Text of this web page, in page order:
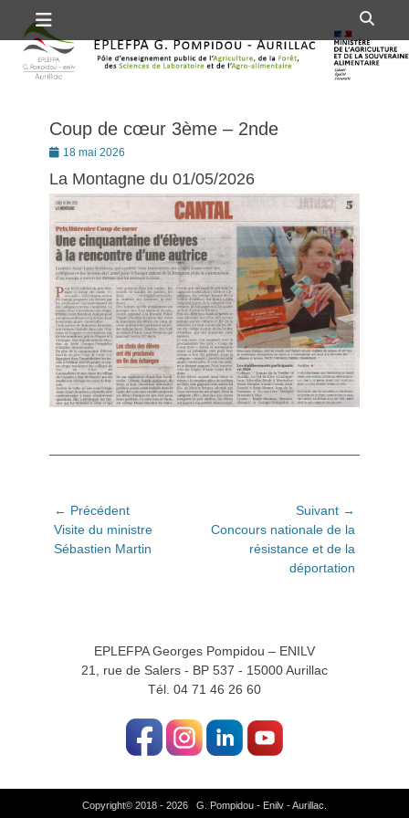
au
contenu
Premier menu
Coup de cœur 3ème – 2nde
Posté18 mai 2026
La Montagne du 01/05/2026
Navigation
de
l’article
← Précédent
Article
précédent:
Visite du ministre
Sébastien Martin
Suivant →
Article
Concours nationale de la
résistance et de la
déportation
EPLEFPA Georges Pompidou – ENILV
21, rue de Salers - BP 537 - 15000 Aurillac
Tél. 04 71 46 26 60
Copyright© 2018 - 2026 G. Pompidou - Enilv - Aurillac.